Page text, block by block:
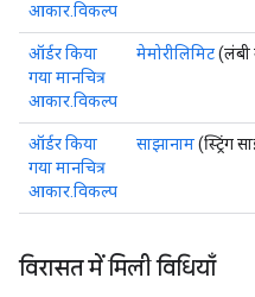
आकार.विकल्प
ऑर्डर किया
गया मानचित्र
आकार.विकल्प
मेमोरीलिमिट(लंबी
ऑर्डर किया
गया मानचित्र
आकार.विकल्प
साझानाम(स्ट्रिंग
विरासत में मिली विधियाँ